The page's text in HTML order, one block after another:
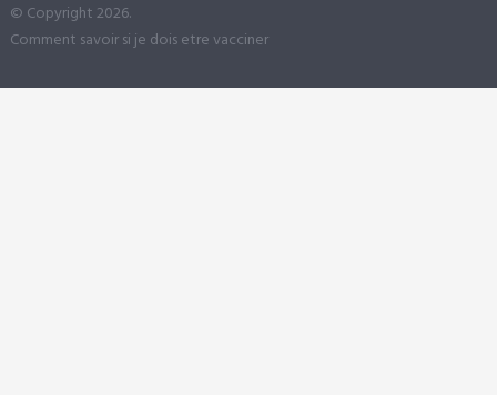
© Copyright 2026.
Comment savoir si je dois etre vacciner